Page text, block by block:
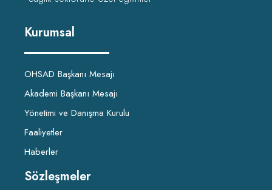
Kurumsal
OHSAD Başkanı Mesajı
Akademi Başkanı Mesajı
Yönetimi ve Danışma Kurulu
Faaliyetler
Haberler
Sözleşmeler